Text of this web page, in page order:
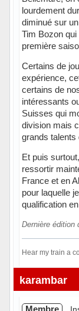
lourdement
diminué sur
Tim Bozon
première
Certains de
expérience,
certains de
intéressants
Suisses qui
division mais
grands talents
Et puis
ressortir
France et en
pour laquelle
qualification
Dernière édition
Hear my train a
Hors ligne
karambar
Membre